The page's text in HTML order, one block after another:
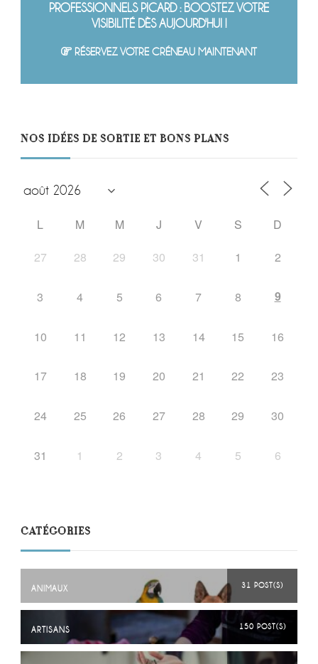
PROFESSIONNELS PICARD : BOOSTEZ VOTRE
VISIBILITÉ DÈS AUJOURD'HUI !
RÉSERVEZ VOTRE CRÉNEAU MAINTENANT
NOS IDÉES DE SORTIE ET BONS PLANS
L M M J V S
D
27
28 29 30 31 1 2
3 4 5 6 7 8 9
10 11 12 13 14 15 16
17 18 19 20 21 22 23
24 25 26 27 28 29 30
31 1 2 3 4 5 6
CATÉGORIES
ANIMAUX 31 POST(S)
ARTISANS 150 POST(S)